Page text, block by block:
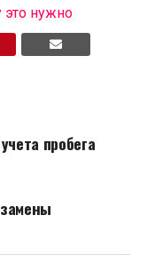
это нужно
пробега